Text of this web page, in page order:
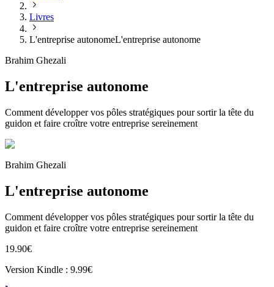
Livres
L'entreprise autonomeL'entreprise autonome
Brahim Ghezali
L'entreprise autonome
Comment développer vos pôles stratégiques pour sortir la tête du
guidon et faire croître votre entreprise sereinement
Brahim Ghezali
L'entreprise autonome
Comment développer vos pôles stratégiques pour sortir la tête du
guidon et faire croître votre entreprise sereinement
19.90€
Version Kindle : 9.99€